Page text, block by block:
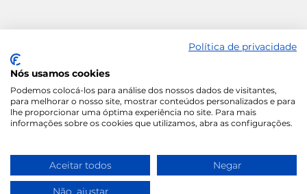
Contactos Quem somos Autores
Estatuto Editorial
Ficha Técnica
Manifesto
Política de Privacidade
Política de privacidade
Nós usamos cookies
Podemos colocá-los para análise dos nossos dados de visitantes,
para melhorar o nosso site, mostrar conteúdos personalizados e para
lhe proporcionar uma óptima experiência no site. Para mais
informações sobre os cookies que utilizamos, abra as configurações.
Aceitar todos Negar
Não, ajustar